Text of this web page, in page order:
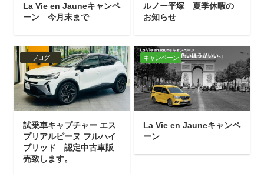
La Vie en Jauneキャンペ
ーン 今月末まで
ルノー平塚 夏季休暇の
お知らせ
ブログ
試乗車キャプチャー エス
プリアルピーヌ フルハイ
ブリッド 認定中古車販
売致します。
キャンペーン
La Vie en Jauneキャンペ
ーン